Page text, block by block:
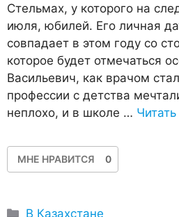
Стельмах, у которого на
июля, юбилей. Его личная
совпадает в этом году со
которое будет отмечаться
Васильевич, как врачом
профессии с детства
неплохо, и в школе …
МНЕ НРАВИТСЯ 0
Рубрики
В Казахстане